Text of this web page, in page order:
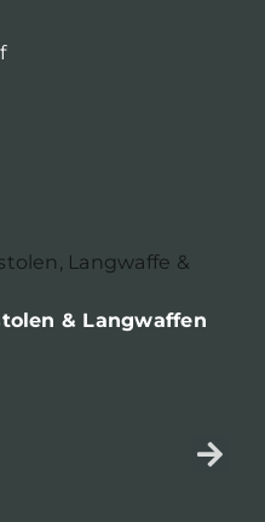
& Langwaffen